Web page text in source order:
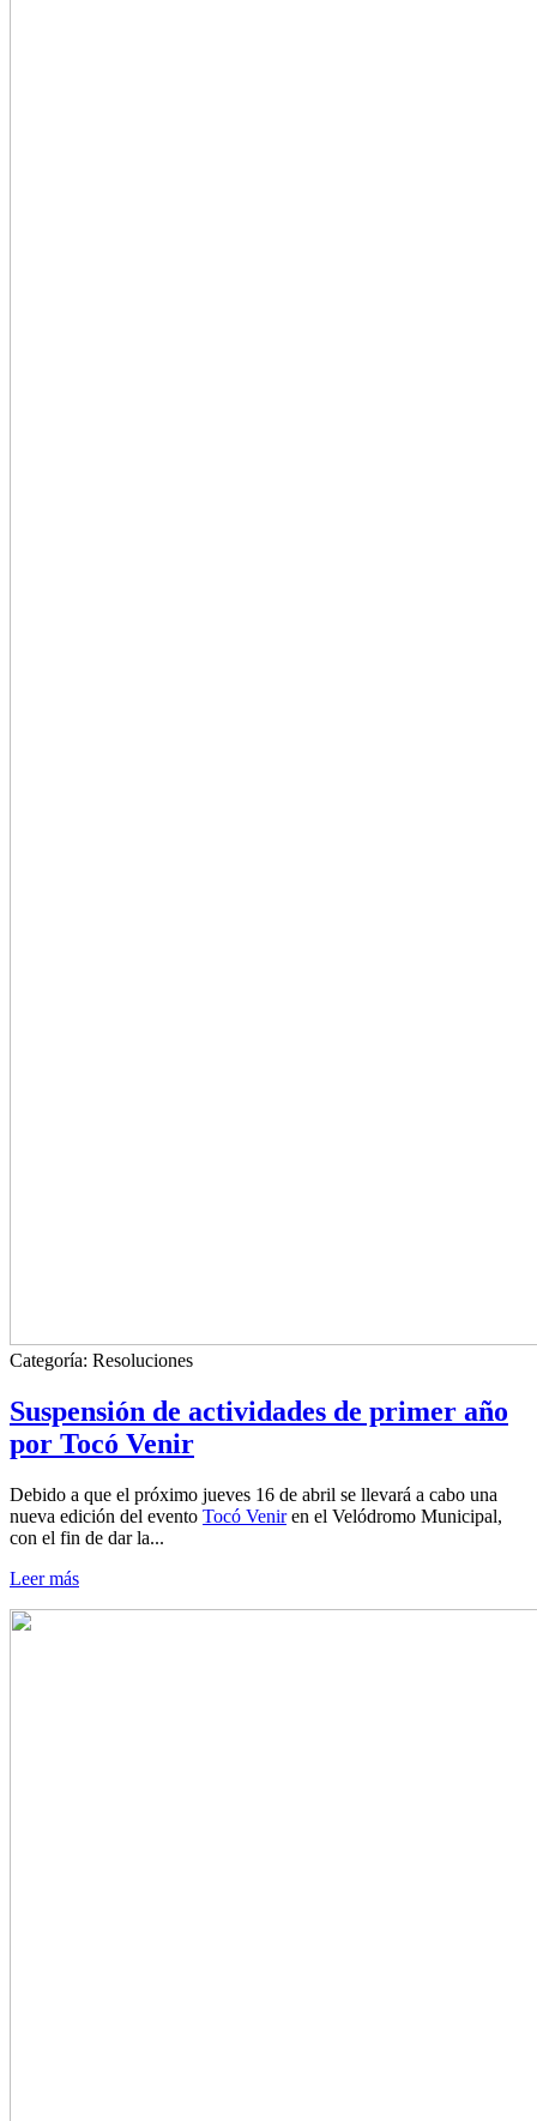
Categoría: Resoluciones
Suspensión de actividades de primer año
por Tocó Venir
Debido a que el próximo jueves 16 de abril se llevará a cabo una
nueva edición del evento Tocó Veniren el Velódromo Municipal,
con el fin de dar la...
Leer más